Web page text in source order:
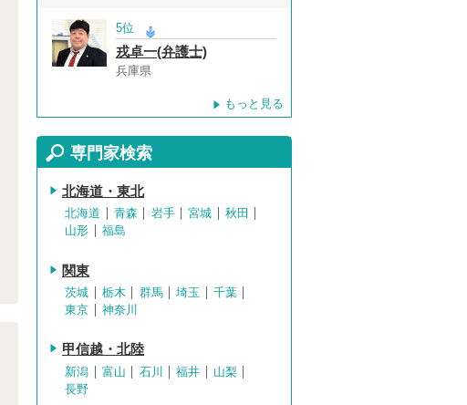
5位
戎卓一(弁護士)
兵庫県
もっと見る
専門家検索
北海道・東北
北海道 青森 岩手 宮城
秋田
山形
福島
関東
茨城 栃木 群馬 埼玉
千葉
東京
神奈川
甲信越・北陸
新潟 富山 石川 福井
山梨
長野